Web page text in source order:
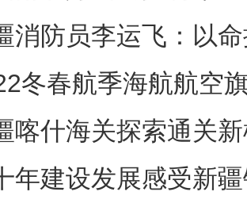
消防员李运飞：以
火
冬春航季海航航空
线
喀什海关探索通关
年建设发展感受新